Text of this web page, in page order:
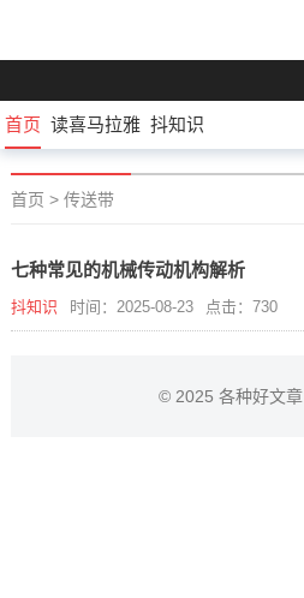
首页 读喜马拉雅 抖知识
首页 > 传送带
七种常见的机械传动机构解析
抖知识 时间：2025-08-23 点击：730
© 2025 各种好文章